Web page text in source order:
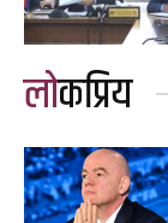
लोकप्रिय